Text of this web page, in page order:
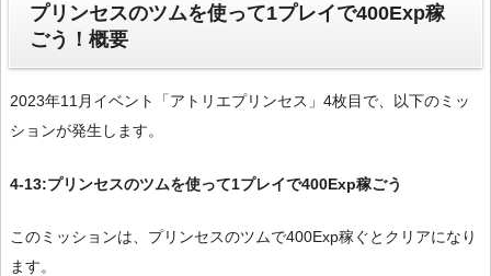
プリンセスのツムを使って1プレイで400Exp稼
ごう！概要
2023年11月イベント「アトリエプリンセス」4枚目で、以下のミッ
ションが発生します。
4-13:プリンセスのツムを使って1プレイで400Exp稼ごう
このミッションは、プリンセスのツムで400Exp稼ぐとクリアになり
ます。